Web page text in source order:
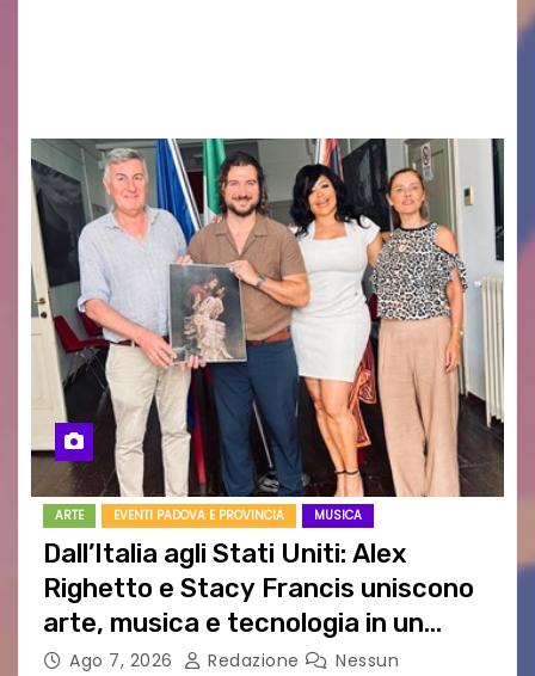
ARTE EVENTI PADOVA E PROVINCIA MUSICA
Dall’Italia agli Stati Uniti: Alex
Righetto e Stacy Francis uniscono
arte, musica e tecnologia in un
nuovo progetto internazionale”
Ago 7, 2026 Redazione
Nessun